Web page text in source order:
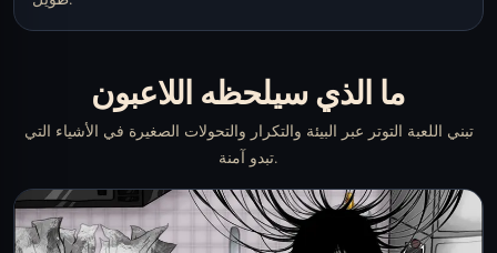
ما الذي سيلحظه اللاعبون
تبني اللعبة التوتر عبر البيئة والتكرار والتحولات الصغيرة في الأشياء التي
تبدو آمنة.